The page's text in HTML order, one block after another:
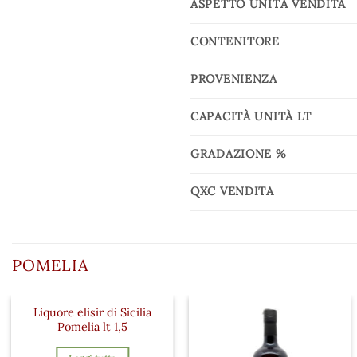
ASPETTO UNITÀ VENDITA
CONTENITORE
PROVENIENZA
CAPACITÀ UNITÀ LT
GRADAZIONE %
QXC VENDITA
POMELIA
Liquore elisir di Sicilia
Pomelia lt 1,5